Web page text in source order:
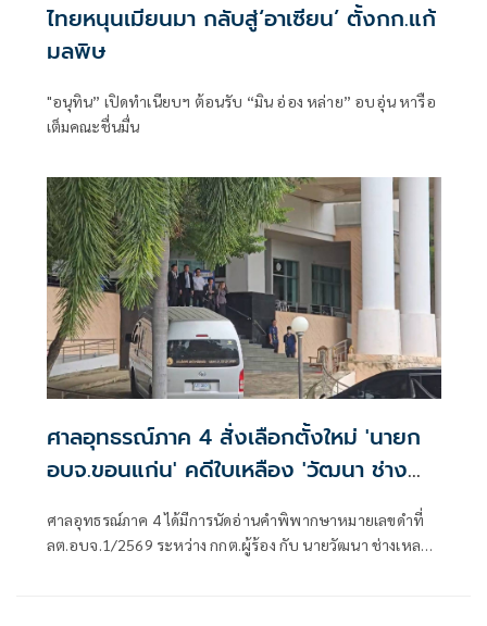
ไทยหนุนเมียนมา กลับสู่‘อาเซียน’ ตั้งกก.แก้
มลพิษ
"อนุทิน” เปิดทำเนียบฯ ต้อนรับ “มิน อ่อง หล่าย” อบอุ่น หารือ
เต็มคณะชื่นมื่น
ศาลอุทธรณ์ภาค 4 สั่งเลือกตั้งใหม่ 'นายก
อบจ.ขอนแก่น' คดีใบเหลือง 'วัฒนา ช่าง
ศาลอุทธรณ์ภาค 4 ได้มีการนัดอ่านคำพิพากษาหมายเลขดำที่
ลต.อบจ.1/2569 ระหว่าง กกต.ผู้ร้อง กับ นายวัฒนา ช่างเหลา